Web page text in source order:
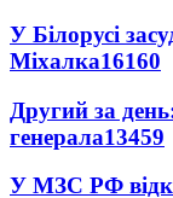
У Білорусі
Міхалка16160
Другий за
генерала13459
У МЗС РФ